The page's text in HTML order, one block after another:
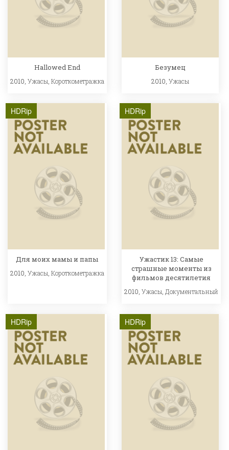
Hallowed End
2010, Ужасы Короткометражка
Безумец
2010,Ужасы
HDRip
Для моих мамы и папы
2010, Ужасы, Короткометражка
HDRip
Ужастик 13: Самые
страшные моменты из
фильмов десятилетия
2010,Ужасы,Документальный
HDRip HDRip